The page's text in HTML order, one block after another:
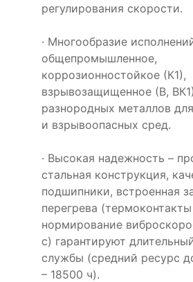
регулирования скорости.
· Многообразие
общепромышленное,
коррозионностойкое (К1),
взрывозащищенное (В,
разнородных металлов
и взрывоопасных сред.
· Высокая надежность –
стальная конструкция,
подшипники, встроенная
перегрева
нормирование
с) гарантируют
службы (средний ресурс
– 18500 ч).